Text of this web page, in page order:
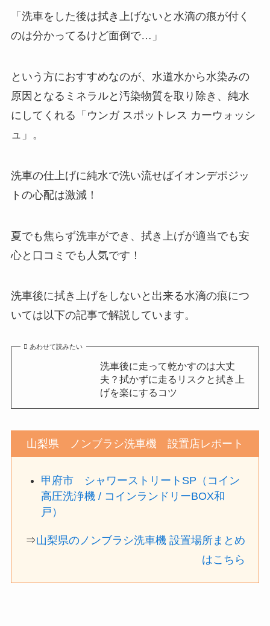
「洗車をした後は拭き上げないと水滴の痕が付く
のは分かってるけど面倒で…」
という方におすすめなのが、水道水から水染みの
原因となるミネラルと汚染物質を取り除き、純水
にしてくれる「ウンガ スポットレス カーウォッシ
ュ」。
洗車の仕上げに純水で洗い流せばイオンデポジッ
トの心配は激減！
夏でも焦らず洗車ができ、拭き上げが適当でも安
心と口コミでも人気です！
洗車後に拭き上げをしないと出来る水滴の痕につ
いては以下の記事で解説しています。
あわせて読みたい
洗車後に走って乾かすのは大丈
夫？拭かずに走るリスクと拭き上
げを楽にするコツ
山梨県 ノンブラシ洗車機 設置店レポート
甲府市 シャワーストリートSP（コイン
高圧洗浄機 / コインランドリーBOX和
戸）
⇒山梨県のノンブラシ洗車機 設置場所まとめ
はこちら